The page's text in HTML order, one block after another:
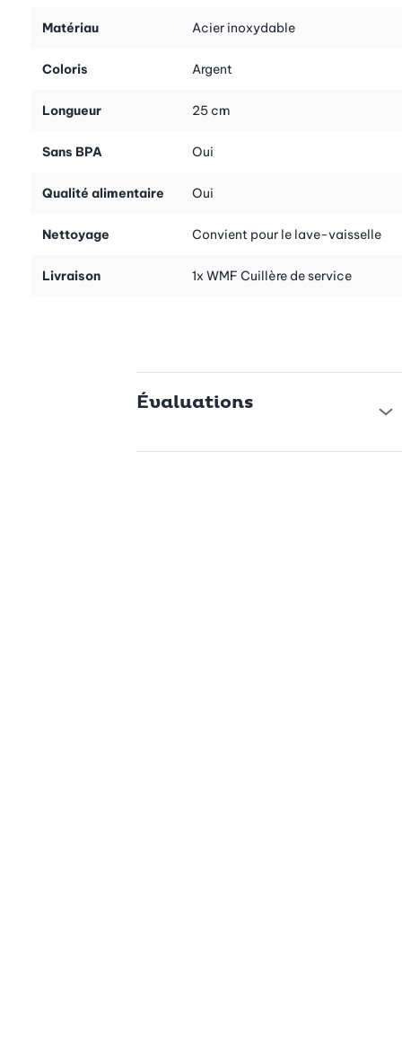
Matériau Acier inoxydable
Coloris Argent
Longueur 25 cm
Sans BPA Oui
Qualité alimentaire Oui
Nettoyage Convient pour le lave-vaisselle
Livraison 1x WMF Cuillère de service
Évaluations